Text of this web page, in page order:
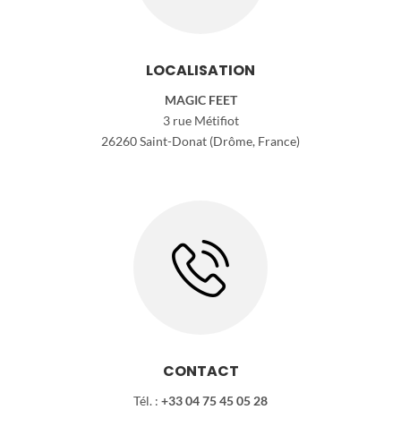
LOCALISATION
MAGIC FEET
3 rue Métifiot
26260 Saint-Donat (Drôme, France)
CONTACT
Tél. : +33 04 75 45 05 28